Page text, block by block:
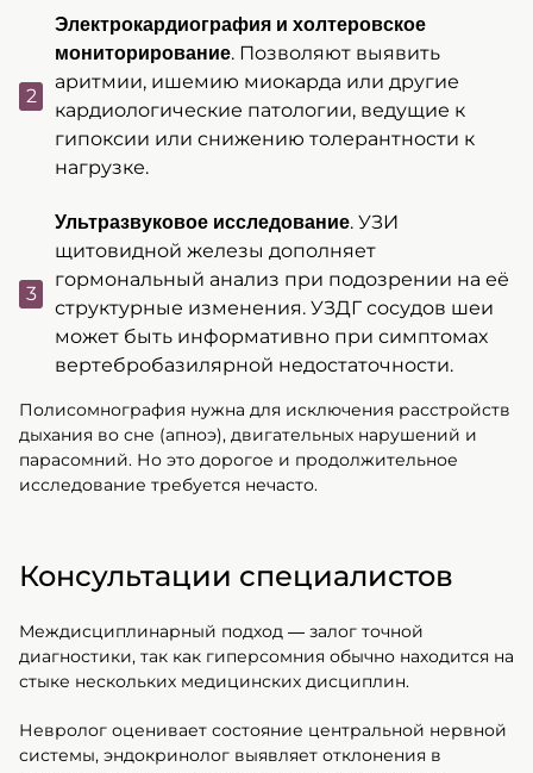
Электрокардиография и холтеровское
мониторирование. Позволяют выявить
аритмии, ишемию миокарда или другие
кардиологические патологии, ведущие к
гипоксии или снижению толерантности к
нагрузке.
Ультразвуковое исследование. УЗИ
щитовидной железы дополняет
гормональный анализ при подозрении на её
структурные изменения. УЗДГ сосудов шеи
может быть информативно при симптомах
вертебробазилярной недостаточности.
Полисомнография нужна для исключения расстройств
дыхания во сне (апноэ), двигательных нарушений и
парасомний. Но это дорогое и продолжительное
исследование требуется нечасто.
Консультации специалистов
Междисциплинарный подход — залог точной
диагностики, так как гиперсомния обычно находится на
стыке нескольких медицинских дисциплин.
Невролог оценивает состояние центральной нервной
системы, эндокринолог выявляет отклонения в